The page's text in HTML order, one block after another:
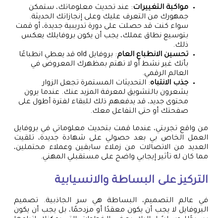
مواكبة التغييرات: عند تحديث معلوماتك، ستمكن
جمهورك من التعرف عليك وعلى إنجازاتك الحديثة.
سواء كنت قد حصلت على دورة تدريبية جديدة، أو قمت
بتوسيع نطاق عملك، يجب أن يكون بروفايلك يعكس
ذلك.
تحسين الانطباع العام
: بروفايل old قد يعطي انطباعًا
بأنك غير نشط أو لا تهتم بمظهرك المعروض في
العالم الرقمي.
جذب الانتباه: التحديثات المستمرة تجعل الزوار
يشعرون بالتشويق لمعرفة المزيد عنك. عندما يرون
محتوى جديد، قد يدفعهم ذلك للبقاء لفترة أطول على
صفحتك أو حتى التفاعل معك.
من واقع تجربتي، عندما قمت بتحديث معلوماتي في بروفايل
العمل الخاص بي بعد حصولي على شهادة جديدة، تلقيت
العديد من الاتصالات من زملاء سابقين وعملاء محتملين،
مما كان له تأثير إيجابي واضح على مستقبلي المهني.
التركيز على البساطة والانسيابية
في عالم التصميم، البساطة هي سر الجاذبية. تصميم
البروفايل لا يجب أن يكون معقدًا أو مزدحمًا، بل يجب أن يكون